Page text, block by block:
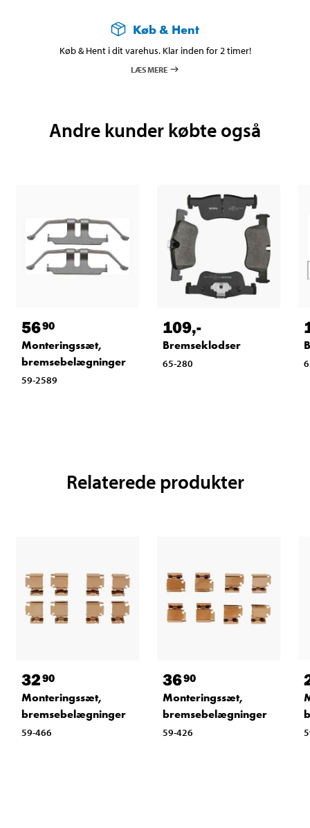
Køb & Hent
Køb & Hent i dit varehus. Klar inden for 2 timer!
LÆS MERE
Andre kunder købte også
5690
Monteringssæt,
bremsebelægninger
59-2589
109,-
Bremseklodser
65-280
Relaterede produkter
3290
Monteringssæt,
bremsebelægninger
59-466
3690
Monteringssæt,
bremsebelægninger
59-426